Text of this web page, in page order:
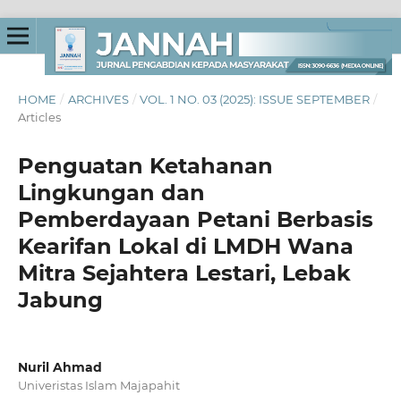
HOME / ARCHIVES / VOL. 1 NO. 03 (2025): ISSUE SEPTEMBER /
Articles
Penguatan Ketahanan
Lingkungan dan
Pemberdayaan Petani Berbasis
Kearifan Lokal di LMDH Wana
Mitra Sejahtera Lestari, Lebak
Jabung
Nuril Ahmad
Univeristas Islam Majapahit